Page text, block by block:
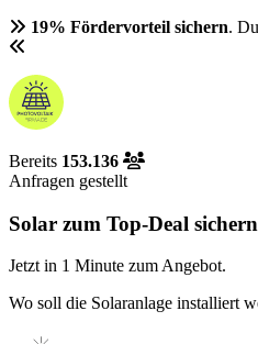
19% Fördervorteil sichern.
Bereits 153.136
Anfragen gestellt
Solar zum Top-Deal
Jetzt in 1 Minute zum Angebot.
Wo soll die Solaranlage installiert